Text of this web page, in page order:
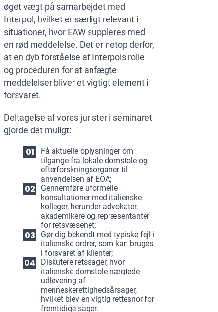
øget vægt på samarbejdet med
Interpol, hvilket er særligt relevant i
situationer, hvor EAW suppleres med
en rød meddelelse. Det er netop derfor,
at en dyb forståelse af Interpols rolle
og proceduren for at anfægte
meddelelser bliver et vigtigt element i
forsvaret.
Deltagelse af vores jurister i seminaret
gjorde det muligt:
Få aktuelle oplysninger om
tilgange fra lokale domstole og
efterforskningsorganer til
anvendelsen af ЕОА;
Gennemføre uformelle
konsultationer med italienske
kolleger, herunder advokater,
akademikere og repræsentanter
for retsvæsenet;
Gør dig bekendt med typiske fejl i
italienske ordrer, som kan bruges
i forsvaret af klienter;
Diskutere retssager, hvor
italienske domstole nægtede
udlevering af
menneskerettighedsårsager,
hvilket blev en vigtig rettesnor for
fremtidige sager.